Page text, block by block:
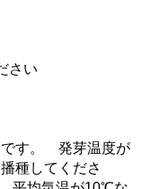
さい
です。 発芽温度が
種してくださ